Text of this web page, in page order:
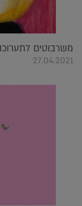
משרבוטים
27.04.2021